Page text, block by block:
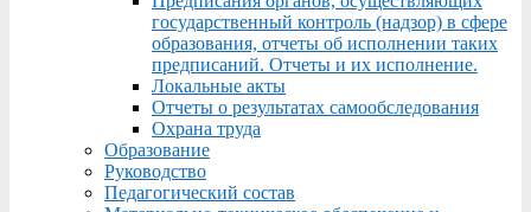
государственный контроль (надзор) в сфере
образования, отчеты об исполнении таких
предписаний. Отчеты и их исполнение.
Локальные акты
Отчеты о результатах самообследования
Охрана труда
Образование
Руководство
Педагогический состав